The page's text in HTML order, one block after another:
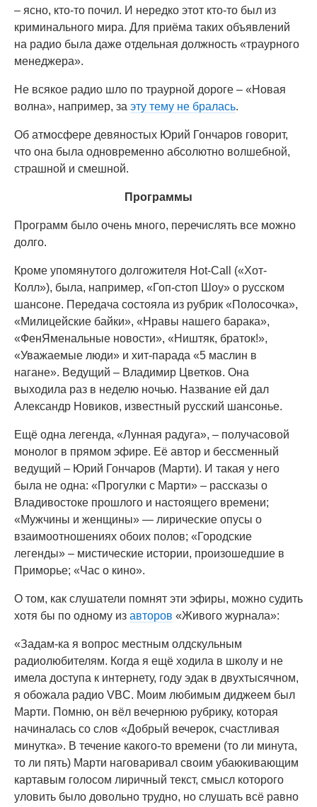
– ясно, кто-то почил. И нередко этот кто-то был из
криминального мира. Для приёма таких объявлений
на радио была даже отдельная должность «траурного
менеджера».
Не всякое радио шло по траурной дороге – «Новая
волна», например, за эту тему не бралась.
Об атмосфере девяностых Юрий Гончаров говорит,
что она была одновременно абсолютно волшебной,
страшной и смешной.
Программы
Программ было очень много, перечислять все можно
долго.
Кроме упомянутого долгожителя Hot-Call («Хот-
Колл»), была, например, «Гоп-стоп Шоу» о русском
шансоне. Передача состояла из рубрик «Полосочка»,
«Милицейские байки», «Нравы нашего барака»,
«ФенЯменальные новости», «Ништяк, браток!»,
«Уважаемые люди» и хит-парада «5 маслин в
нагане». Ведущий – Владимир Цветков. Она
выходила раз в неделю ночью. Название ей дал
Александр Новиков, известный русский шансонье.
Ещё одна легенда, «Лунная радуга», – получасовой
монолог в прямом эфире. Её автор и бессменный
ведущий – Юрий Гончаров (Марти). И такая у него
была не одна: «Прогулки с Марти» – рассказы о
Владивостоке прошлого и настоящего времени;
«Мужчины и женщины» — лирические опусы о
взаимоотношениях обоих полов; «Городские
легенды» – мистические истории, произошедшие в
Приморье; «Час о кино».
О том, как слушатели помнят эти эфиры, можно судить
хотя бы по одному из авторов «Живого журнала»:
«Задам-ка я вопрос местным олдскульным
радиолюбителям. Когда я ещё ходила в школу и не
имела доступа к интернету, году эдак в двухтысячном,
я обожала радио VBC. Моим любимым диджеем был
Марти. Помню, он вёл вечернюю рубрику, которая
начиналась со слов «Добрый вечерок, счастливая
минутка». В течение какого-то времени (то ли минута,
то ли пять) Марти наговаривал своим убаюкивающим
картавым голосом лиричный текст, смысл которого
уловить было довольно трудно, но слушать всё равно